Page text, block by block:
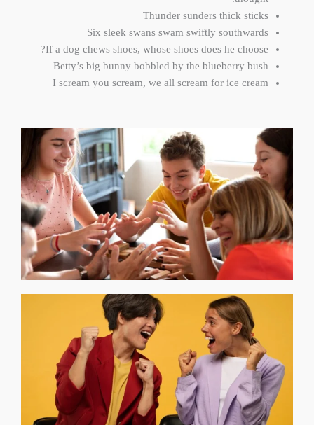
Thunder sunders thick sticks
Six sleek swans swam swiftly southwards
If a dog chews shoes, whose shoes does he choose?
Betty’s big bunny bobbled by the blueberry bush
I scream you scream, we all scream for ice cream